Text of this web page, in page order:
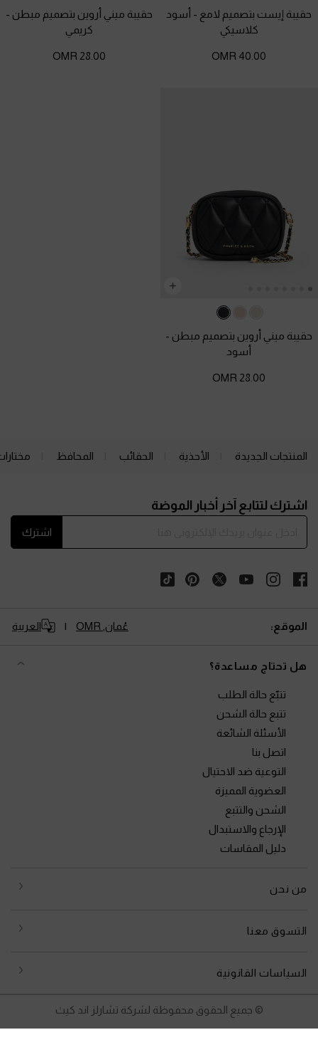
حقيبة إيست بتصميم لامع - أسود
كلاسيكي
40.00 OMR
حقيبة ميني أروين بتصميم مبطن -
كريمي
28.00 OMR
حقيبة ميني أروين بتصميم مبطن -
أسود
28.00 OMR
المنتجات الجديدة الأحذية الحقائب المحافظ
اشترك لتتابع آخر أخبار الموضة
اشترك
الموقع: عُمان, OMR العربية
هل تحتاج مساعدة؟
تتبّع حالة الطلب
تتبع حالة الشحن
الأسئلة الشائعة
اتصل بنا
التوعية ضد الاحتيال
العضوية المميزة
الشحن والتتبع
الإرجاع والاستبدال
دليل المقاسات
من نحن
التسوق معنا
السياسات القانونية
© جميع الحقوق محفوظة لشركة تشارلز اند كيث